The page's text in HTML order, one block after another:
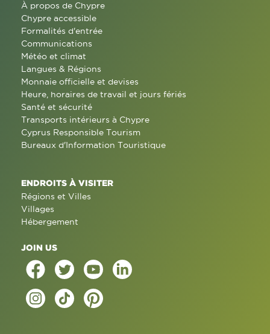
À propos de Chypre
Chypre accessible
Formalités d'entrée
Communications
Météo et climat
Langues & Régions
Monnaie officielle et devises
Heure, horaires de travail et jours fériés
Santé et sécurité
Transports intérieurs à Chypre
Cyprus Responsible Tourism
Bureaux d'Information Touristique
ENDROITS À VISITER
Régions et Villes
Villages
Hébergement
JOIN US